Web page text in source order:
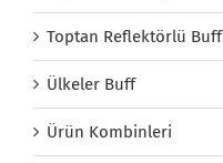
Toptan Reflektörlü Buff
Ülkeler Buff
Ürün Kombinleri